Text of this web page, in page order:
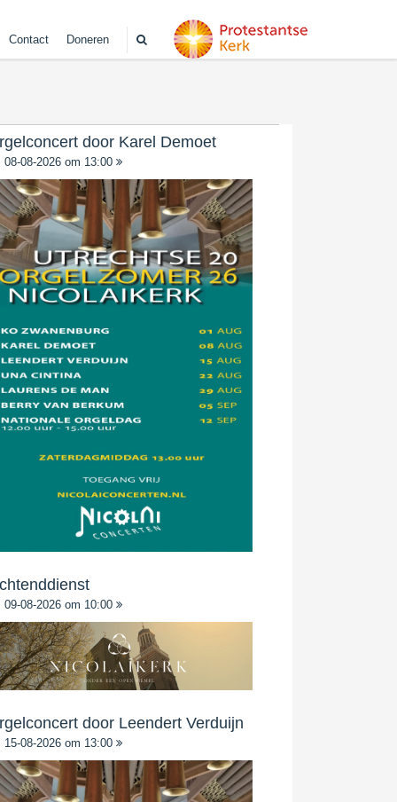
Contact Doneren
door Karel Demoet
08-08-2026 om 13:00
09-08-2026 om 10:00
door Leendert Verduijn
15-08-2026 om 13:00